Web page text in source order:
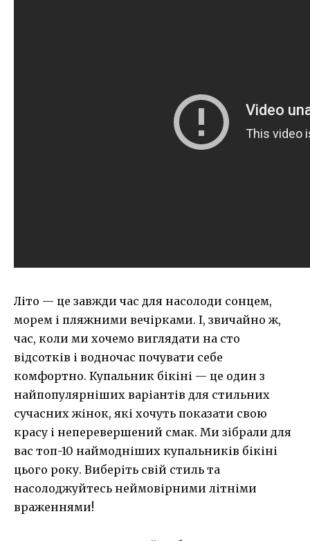
Літо — це завжди час для насолоди сонцем,
морем і пляжними вечірками. І, звичайно ж,
час, коли ми хочемо виглядати на сто
відсотків і водночас почувати себе
комфортно. Купальник бікіні — це один з
найпопулярніших варіантів для стильних
сучасних жінок, які хочуть показати свою
красу і неперевершений смак. Ми зібрали для
вас топ-10 наймодніших купальників бікіні
цього року. Виберіть свій стиль та
насолоджуйтесь неймовірними літніми
враженнями!